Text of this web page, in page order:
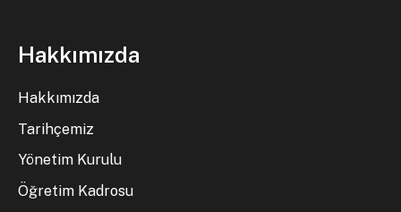
Hakkımızda
Hakkımızda
Tarihçemiz
Yönetim Kurulu
Öğretim Kadrosu